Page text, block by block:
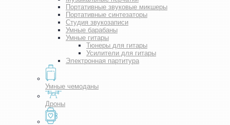
Портативные звуковые микшеры
Портативные синтезаторы
Студия звукозаписи
Умные барабаны
Умные гитары
Тюнеры для гитары
Усилители для гитары
Электронная партитура
Умные чемоданы
Дроны